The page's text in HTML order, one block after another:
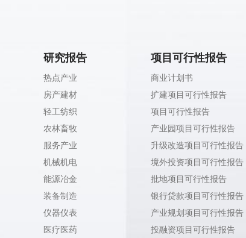
研究报告
热点产业
房产建材
轻工纺织
农林畜牧
服务产业
机械机电
能源冶金
装备制造
仪器仪表
医疗医药
项目可行性报告
商业计划书
扩建项目可行性报告
项目可行性报告
产业园项目可行性报告
升级改造项目可行性报告
境外投资项目可行性报告
批地项目可行性报告
银行贷款项目可行性报告
产业规划项目可行性报告
投融资项目可行性报告